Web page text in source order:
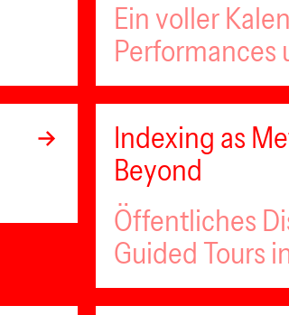
Ein voller
Performances
Indexing as
Beyond
Öffentliches
Guided Tours